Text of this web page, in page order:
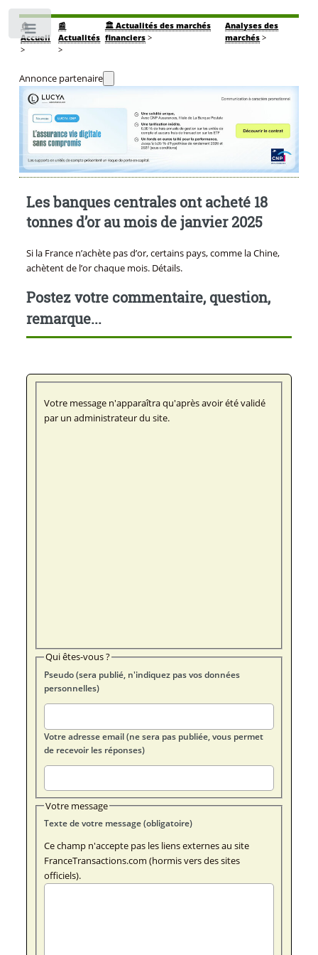
🏠
Accueil
>
📰
Actualités
>
🏛️ Actualités des marchés
financiers>
Analyses des
marchés >
Annonce partenaire
Les banques centrales ont acheté 18
tonnes d’or au mois de janvier 2025
Si la France n’achète pas d’or, certains pays, comme la Chine,
achètent de l’or chaque mois. Détails.
Postez votre commentaire, question,
remarque...
Votre message n'apparaîtra qu'après avoir été validé
par un administrateur du site.
Qui êtes-vous ?
Pseudo (sera publié, n'indiquez pas vos données
personnelles)
Votre adresse email (ne sera pas publiée, vous permet
de recevoir les réponses)
Votre message
Texte de votre message (obligatoire)
Ce champ n'accepte pas les liens externes au site
FranceTransactions.com (hormis vers des sites
officiels).
Toggle